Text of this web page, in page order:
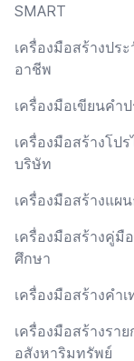
SMART
เครื่องมือสร้างปร
อาชีพ
เครื่องมือเขียนคำ
เครื่องมือสร้างโป
บริษัท
เครื่องมือสร้างแผ
เครื่องมือสร้างคู่มื
ศึกษา
เครื่องมือสร้างคำ
เครื่องมือสร้างราย
อสังหาริมทรัพย์